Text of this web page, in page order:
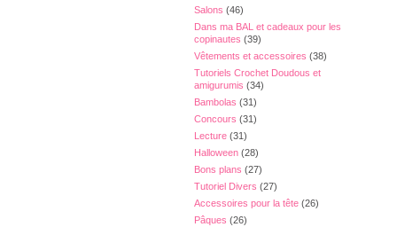
Salons (46)
Dans ma BAL et cadeaux pour les
copinautes (39)
Vêtements et accessoires (38)
Tutoriels Crochet Doudous et
amigurumis (34)
Bambolas (31)
Concours (31)
Lecture (31)
Halloween (28)
Bons plans (27)
Tutoriel Divers (27)
Accessoires pour la tête (26)
Pâques (26)